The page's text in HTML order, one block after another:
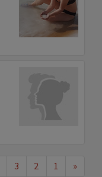
«
1
2
3